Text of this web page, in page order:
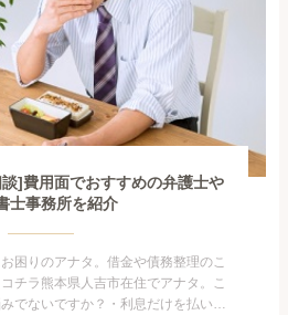
]費用面でおすすめの弁護士や
士事務所を紹介
困りのアナタ。借金や債務整理のこ
チラ熊本県人吉市在住でアナタ。こ
でないですか？・利息だけを払い続